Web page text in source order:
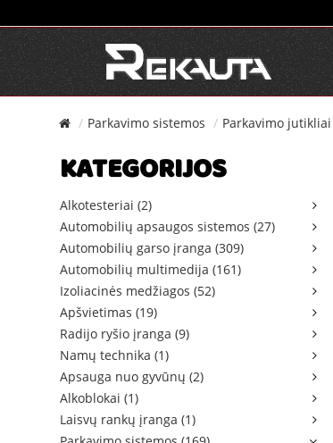
Parkavimo sistemos Parkavimo jutikliai
KATEGORIJOS
Alkotesteriai (2)
Automobilių apsaugos sistemos (27)
Automobilių garso įranga (309)
Automobilių multimedija (161)
Izoliacinės medžiagos (52)
Apšvietimas (19)
Radijo ryšio įranga (9)
Namų technika (1)
Apsauga nuo gyvūnų (2)
Alkoblokai (1)
Laisvų rankų įranga (1)